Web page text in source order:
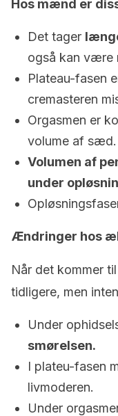
Hos mænd er
Det tager
også kan være
Plateau-fasen
cremasteren
Orgasmen er
volume af sæd.
Volumen af
under
Ændringer hos
Når det kommer
tidligere, men
Under
smørelsen.
I plateu-fasen
livmoderen.
Under